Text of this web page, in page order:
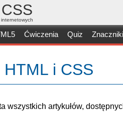
Ćwiczenia Quiz Znaczniki
i CSS
wszystkich artykułów,